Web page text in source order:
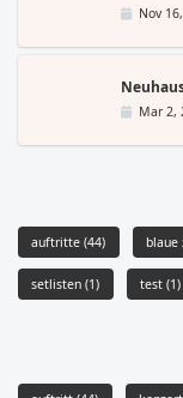
Nov
Mar 2,
auftritte(44)
setlisten(1) test(1)